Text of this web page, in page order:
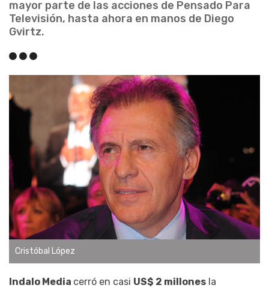
mayor parte de las acciones de Pensado Para
Televisión, hasta ahora en manos de Diego
Gvirtz.
Cristóbal López
Indalo Media cerró en casi US$ 2 millones la